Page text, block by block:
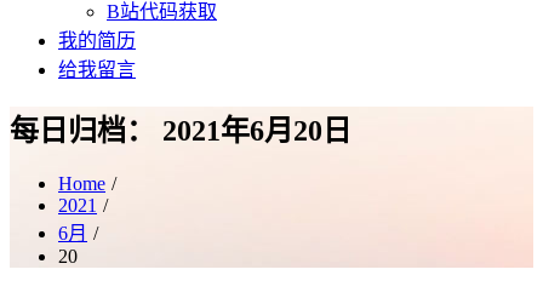
B站代码获取
我的简历
给我留言
每日归档： 2021年6月20日
Home
2021
6月
20